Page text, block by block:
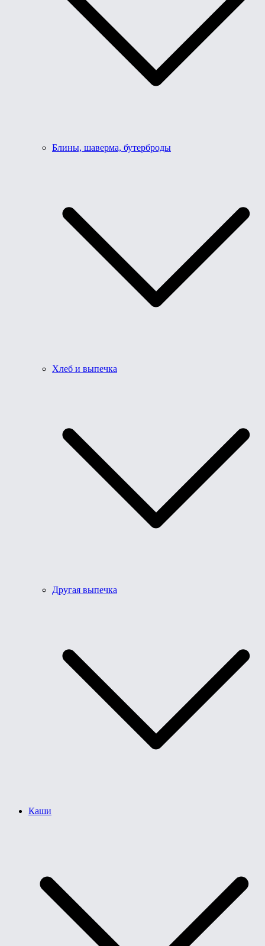
Блины, шаверма, бутерброды
Хлеб и выпечка
Другая выпечка
Каши